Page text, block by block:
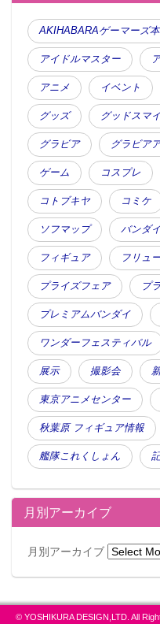
に！ 弾ける水着グラビアな
ど、夢いっぱいの１６ページ
●編集部オススメ
・『欅坂46』
『週マガ』グ
見てください
・伊織もえ、
ス”に挑戦!＝9
この記事が気に
AKIHABARAゲーマーズ
アイドルマスター
アニメ イベント
グッズ グッドスマ
グラビア グラビア
ゲーム コスプレ
コトブキヤ コミケ
ソフマップ バンダ
フィギュア フリュ
プライズフェア プ
プレミアムバンダイ
ワンダーフェスティバル
展示 撮影会
東京アニメセンター
秋葉原 フィギュア情報
艦隊これくしょん
月別アーカイブ
月別アーカイブ
© YOSHIKURA DESIGN,LTD. All